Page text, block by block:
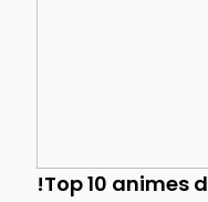
!Top 10 animes